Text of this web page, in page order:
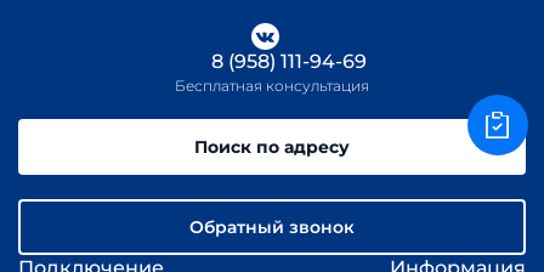
Подключение Информация
8 (958) 111-94-69
Бесплатная консультация
Поиск по адресу
Обратный звонок